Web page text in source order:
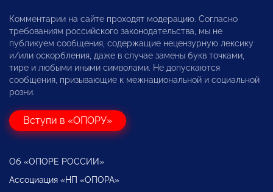
Комментарии на сайте проходят модерацию. Согласно
требованиям российского законодательства, мы не
публикуем сообщения, содержащие нецензурную лексику
и/или оскорбления, даже в случае замены букв точками,
тире и любыми иными символами. Не допускаются
сообщения, призывающие к межнациональной и социальной
розни.
Вступи в «ОПОРУ»
Об «ОПОРЕ РОССИИ»
Ассоциация «НП «ОПОРА»